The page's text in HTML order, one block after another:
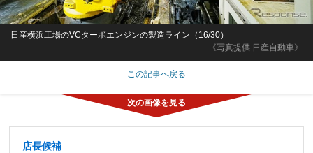
《写真提供 日産自動車》
日産横浜工場のVCターボエンジンの製造ライン（16/30）
この記事へ戻る
店長候補